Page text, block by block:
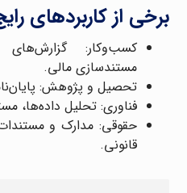
برخی از کاربردهای
کسب‌وکار: گزارش‌های
مستندسازی مالی.
تحصیل و پژوهش:
فناوری: تحلیل داده‌ها،
حقوقی: مدارک و
قانونی.